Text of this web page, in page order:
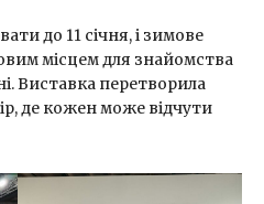
до 11 січня, і зимове
місцем для знайомства
Виставка перетворила
де кожен може відчути